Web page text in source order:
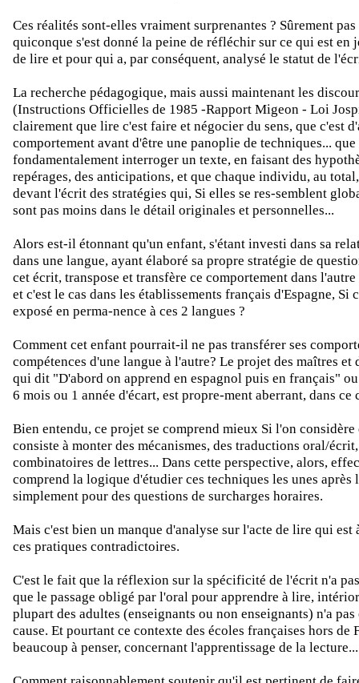
Ces réalités sont-elles vraiment surprenantes ? Sûrement
quiconque s'est donné la peine de réfléchir sur ce qui est en
de lire et pour qui a, par conséquent, analysé le statut de
La recherche pédagogique, mais aussi maintenant les
(Instructions Officielles de 1985 -Rapport Migeon - Loi
clairement que lire c'est faire et négocier du sens, que c'est
comportement avant d'être une panoplie de techniques... que
fondamentalement interroger un texte, en faisant des
repérages, des anticipations, et que chaque individu, au
devant l'écrit des stratégies qui, Si elles se res-semblent
sont pas moins dans le détail originales et personnelles...
Alors est-il étonnant qu'un enfant, s'étant investi dans sa
dans une langue, ayant élaboré sa propre stratégie de
cet écrit, transpose et transfère ce comportement dans
et c'est le cas dans les établissements français d'Espagne, Si
exposé en perma-nence à ces 2 langues ?
Comment cet enfant pourrait-il ne pas transférer ses
compétences d'une langue à l'autre? Le projet des maîtres
qui dit "D'abord on apprend en espagnol puis en français"
6 mois ou 1 année d'écart, est propre-ment aberrant, dans ce
Bien entendu, ce projet se comprend mieux Si l'on
consiste à monter des mécanismes, des traductions oral/
combinatoires de lettres... Dans cette perspective, alors,
comprend la logique d'étudier ces techniques les unes après
simplement pour des questions de surcharges horaires.
Mais c'est bien un manque d'analyse sur l'acte de lire qui est
ces pratiques contradictoires.
C'est le fait que la réflexion sur la spécificité de l'écrit n'a
que le passage obligé par l'oral pour apprendre à lire,
plupart des adultes (enseignants ou non enseignants) n'a pas
cause. Et pourtant ce contexte des écoles françaises hors de
beaucoup à penser, concernant l'apprentissage de la lecture...